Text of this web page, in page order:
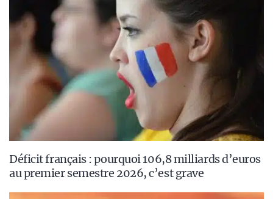
Déficit français : pourquoi 106,8 milliards d’euros
au premier semestre 2026, c’est grave